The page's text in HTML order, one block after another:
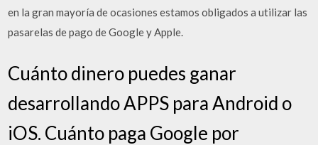
en la gran mayoría de ocasiones estamos obligados a utilizar las
pasarelas de pago de Google y Apple.
Cuánto dinero puedes ganar
desarrollando APPS para Android o
iOS. Cuánto paga Google por